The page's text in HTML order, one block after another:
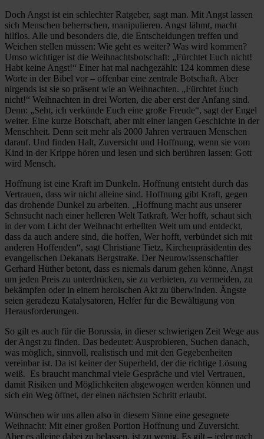
Doch Angst ist ein schlechter Ratgeber, sagt man. Mit Angst lassen
sich Menschen beherrschen, manipulieren. Angst lähmt, macht
hilflos. Alle und besonders die, die Entscheidungen treffen und
Weichen stellen müssen: Wie geht es weiter? Was wird kommen?
Umso wichtiger ist die Weihnachtsbotschaft: „Fürchtet Euch nicht!
Habt keine Angst!“ Einer hat mal nachgezählt: 124 kommen diese
Worte in der Bibel vor – offenbar eine zentrale Botschaft. Aber
nirgends ist sie so präsent wie an Weihnachten. „Fürchtet Euch
nicht!“ Weihnachten in drei Worten, die aber erst der Anfang sind.
Denn: „Seht, ich verkünde Euch eine große Freude“, sagt der Engel
weiter. Eine kurze Botschaft, aber mit einer langen Geschichte in der
Menschheit. Denn seit mehr als 2000 Jahren vertrauen Menschen
darauf. Und finden Halt, Zuversicht und Hoffnung, wenn sie vom
Kind in der Krippe hören und lesen und sich berühren lassen: Gott
wird Mensch.
Hoffnung ist eine Kraft im Dunkeln. Hoffnung entsteht durch das
Vertrauen, dass wir nicht alleine sind. Hoffnung gibt Kraft, gegen
das drohende Dunkel zu arbeiten. „Hoffnung macht aus unserer
Sehnsucht nach einer helleren Welt Tatkraft. Wer hofft, schaut sich
in der vom Licht der Weihnacht erhellten Welt um und entdeckt,
dass da auch andere sind, die hoffen, Wer hofft, verbündet sich mit
anderen Hoffenden“, sagt Christiane Tietz, Kirchenpräsidentin des
evangelischen Dekanats Bergstraße. Der Neurowissenschaftler
Gerhard Hüther betont, dass es niemals darum gehen könne, Angst
um jeden Preis zu unterdrücken, sie zu verbieten, zu vermeiden, zu
bekämpfen oder in einem heroischen Akt zu überwinden. Ängste
seien geradezu Katalysatoren, Helfer für die Bewältigung von
Herausforderungen.
So gilt es auch für die Borussia, in dieser schwierigen Zeit Wege aus
der Angst zu finden. Das bedeutet: Ausprobieren, Suchen danach,
was möglich, sinnvoll, realistisch und mit den Gegebenheiten
vereinbar ist. Da ist keiner der Superheld, der die richtige Lösung
weiß. Es braucht manchmal viele Gespräche und viel Vertrauen,
damit Risiken und Möglichkeiten abgewogen werden können und
sich ein Weg öffnet, der einen nächsten Schritt erlaubt.
Wünschen wir uns allen also in diesem Sinne eine gesegnete
Weihnacht: Mit einer großen Portion Hoffnung und Zuversicht.
Aber es alleine dabei zu belassen, ist zu wenig. Es gilt – jeder nach